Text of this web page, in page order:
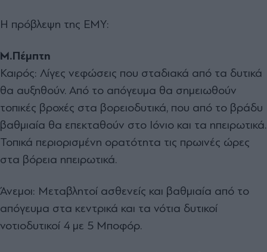
Η πρόβλεψη της ΕΜΥ:
Μ.Πέμπτη
Καιρός: Λίγες νεφώσεις που σταδιακά από τα δυτικά
θα αυξηθούν. Από το απόγευμα θα σημειωθούν
τοπικές βροχές στα βορειοδυτικά, που από το βράδυ
βαθμιαία θα επεκταθούν στο Iόνιο και τα ηπειρωτικά.
Τοπικά περιορισμένη ορατότητα τις πρωινές ώρες
στα βόρεια ηπειρωτικά.
Άνεμοι: Μεταβλητοί ασθενείς και βαθμιαία από το
απόγευμα στα κεντρικά και τα νότια δυτικοί
νοτιοδυτικοί 4 με 5 Μποφόρ.